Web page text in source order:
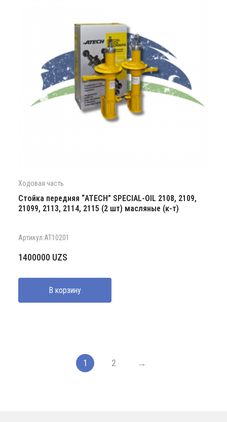
Ходовая часть
Стойка передняя “ATECH” SPECIAL-OIL 2108, 2109,
21099, 2113, 2114, 2115 (2 шт) масляные (к-т)
Артикул:AT10201
1400000 UZS
В корзину
1 2 →